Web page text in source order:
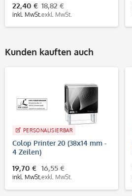
22,40 €
inkl. MwSt.
18,82 €
exkl. MwSt.
Kunden kauften auch
PERSONALISIERBAR
Colop Printer 20 (38x14 mm -
4 Zeilen)
19,70 €
inkl. MwSt.
16,55 €
exkl. MwSt.